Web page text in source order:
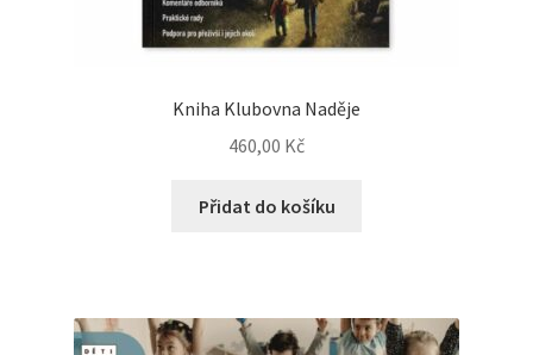
Kniha Klubovna Naděje
460,00 Kč
Přidat do košíku